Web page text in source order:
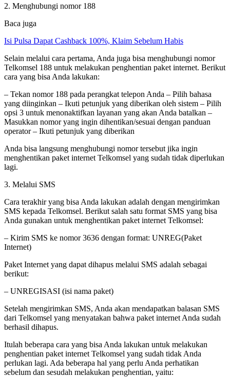
2. Menghubungi nomor 188
Baca juga
Isi Pulsa Dapat Cashback 100%, Klaim Sebelum Habis
Selain melalui cara pertama, Anda juga bisa menghubungi nomor
Telkomsel 188 untuk melakukan penghentian paket internet. Berikut
cara yang bisa Anda lakukan:
– Tekan nomor 188 pada perangkat telepon Anda – Pilih bahasa
yang diinginkan – Ikuti petunjuk yang diberikan oleh sistem – Pilih
opsi 3 untuk menonaktifkan layanan yang akan Anda batalkan –
Masukkan nomor yang ingin dihentikan/sesuai dengan panduan
operator – Ikuti petunjuk yang diberikan
Anda bisa langsung menghubungi nomor tersebut jika ingin
menghentikan paket internet Telkomsel yang sudah tidak diperlukan
lagi.
3. Melalui SMS
Cara terakhir yang bisa Anda lakukan adalah dengan mengirimkan
SMS kepada Telkomsel. Berikut salah satu format SMS yang bisa
Anda gunakan untuk menghentikan paket internet Telkomsel:
– Kirim SMS ke nomor 3636 dengan format: UNREG(Paket
Internet)
Paket Internet yang dapat dihapus melalui SMS adalah sebagai
berikut:
– UNREGISASI (isi nama paket)
Setelah mengirimkan SMS, Anda akan mendapatkan balasan SMS
dari Telkomsel yang menyatakan bahwa paket internet Anda sudah
berhasil dihapus.
Itulah beberapa cara yang bisa Anda lakukan untuk melakukan
penghentian paket internet Telkomsel yang sudah tidak Anda
perlukan lagi. Ada beberapa hal yang perlu Anda perhatikan
sebelum dan sesudah melakukan penghentian, yaitu: